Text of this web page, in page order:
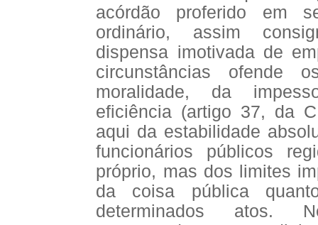
acórdão proferido em
ordinário, assim
dispensa imotivada de
circunstâncias ofende
moralidade, da
eficiência (artigo 37, da
aqui da estabilidade
funcionários públicos
próprio, mas dos limites
da coisa pública
determinados atos.